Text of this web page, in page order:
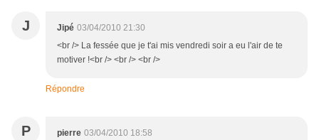
J Jipé 03/04/2010 21:30
<br /> La fessée que je t'ai mis vendredi soir a eu l'air de te
motiver !<br /> <br /> <br />
Répondre
P pierre 03/04/2010 18:58